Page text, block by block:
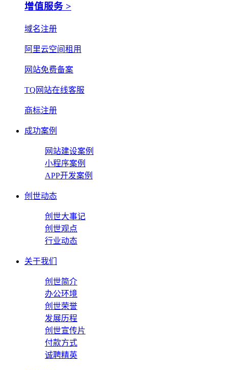
增值服务 >
域名注册
阿里云空间租用
网站免费备案
TQ网站在线客服
商标注册
成功案例
网站建设案例
小程序案例
APP开发案例
创世动态
创世大事记
创世观点
行业动态
关于我们
创世简介
办公环境
创世荣誉
发展历程
创世宣传片
付款方式
诚聘精英